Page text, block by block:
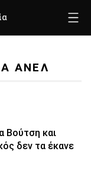
ΑΝΕΛ
Βούτση και
δεν τα έκανε